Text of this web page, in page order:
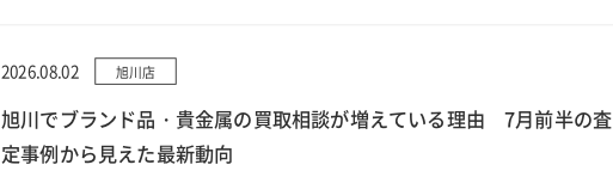
2026.08.02 旭川店
旭川でブランド品・貴金属の買取相談が増えている理由 7月前半の査
定事例から見えた最新動向